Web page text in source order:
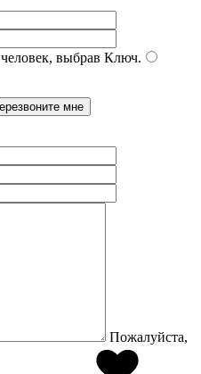
выбрав Ключ.
Пожалуйста,